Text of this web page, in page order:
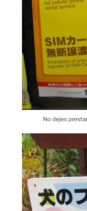
No dejes